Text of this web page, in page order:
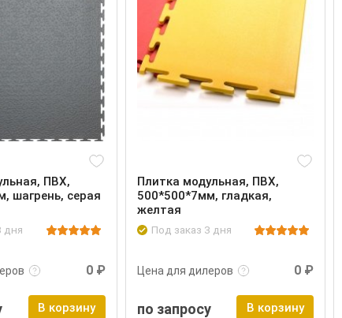
ПВХ,
шагрень, серая
дня Войти
0 ₽
В корзину
Плитка модульная, ПВХ,
500*500*7мм, гладкая,
желтая
Под заказ 3 дня
Цена для дилеров
Подробнее Войти
0 ₽
по запросу В корзину